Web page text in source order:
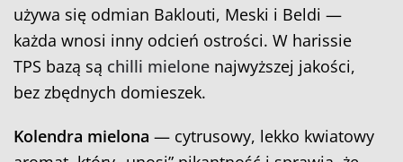
używa się odmian Baklouti, Meski i Beldi —
każda wnosi inny odcień ostrości. W harissie
TPS bazą są chilli mielone najwyższej jakości,
bez zbędnych domieszek.
Kolendra mielona — cytrusowy, lekko kwiatowy